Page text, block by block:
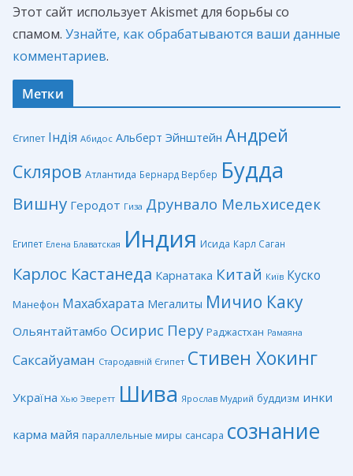
Этот сайт использует Akismet для борьбы со
спамом. Узнайте, как обрабатываются ваши данные
комментариев.
Метки
Єгипет Індія Абидос Альберт Эйнштейн Андрей
Скляров Атлантида Бернард Вербер Будда
Вишну Геродот Гиза Друнвало Мельхиседек
Египет Елена Блаватская Индия Исида Карл Саган
Карлос Кастанеда Карнатака Китай Київ Куско
Манефон Махабхарата Мегалиты Мичио Каку
Ольянтайтамбо Осирис Перу Раджастхан Рамаяна
Саксайуаман Стародавній Єгипет Стивен Хокинг
Україна Хью Эверетт Шива Ярослав Мудрий буддизм инки
карма майя параллельные миры сансара сознание